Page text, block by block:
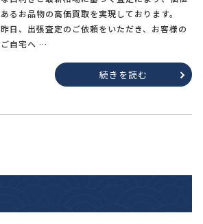
あるお品物の高価買取を実現しております。
昨日、出張査定のご依頼をいただき、お客様の
ご自宅へ …
続きを読む